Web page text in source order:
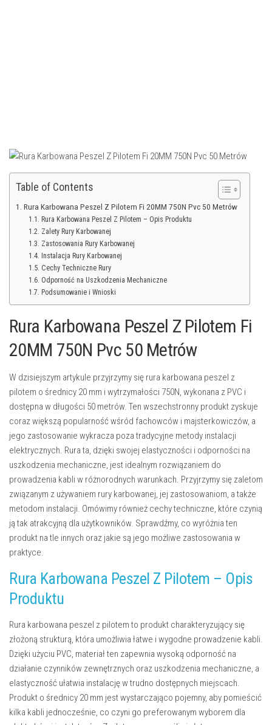
Table of Contents
Rura Karbowana Peszel Z Pilotem Fi 20MM 750N Pvc 50 Metrów
Rura Karbowana Peszel Z Pilotem – Opis Produktu
Zalety Rury Karbowanej
Zastosowania Rury Karbowanej
Instalacja Rury Karbowanej
Cechy Techniczne Rury
Odporność na Uszkodzenia Mechaniczne
Podsumowanie i Wnioski
Rura Karbowana Peszel Z Pilotem Fi
20MM 750N Pvc 50 Metrów
W dzisiejszym artykule przyjrzymy się rura karbowana peszel z
pilotem o średnicy 20 mm i wytrzymałości 750N, wykonana z PVC i
dostępna w długości 50 metrów. Ten wszechstronny produkt zyskuje
coraz większą popularność wśród fachowców i majsterkowiczów, a
jego zastosowanie wykracza poza tradycyjne metody instalacji
elektrycznych. Rura ta, dzięki swojej elastyczności i odporności na
uszkodzenia mechaniczne, jest idealnym rozwiązaniem do
prowadzenia kabli w różnorodnych warunkach. Przyjrzymy się zaletom
związanym z używaniem rury karbowanej, jej zastosowaniom, a także
metodom instalacji. Omówimy również cechy techniczne, które czynią
ją tak atrakcyjną dla użytkowników. Sprawdźmy, co wyróżnia ten
produkt na tle innych oraz jakie są jego możliwe zastosowania w
praktyce.
Rura Karbowana Peszel Z Pilotem – Opis
Produktu
Rura karbowana peszel z pilotem to produkt charakteryzujący się
złożoną strukturą, która umożliwia łatwe i wygodne prowadzenie kabli.
Dzięki użyciu PVC, materiał ten zapewnia wysoką odporność na
działanie czynników zewnętrznych oraz uszkodzenia mechaniczne, a
elastyczność ułatwia instalację w trudno dostępnych miejscach.
Produkt o średnicy 20 mm jest wystarczająco pojemny, aby pomieścić
kilka kabli jednocześnie, co czyni go preferowanym wyborem dla